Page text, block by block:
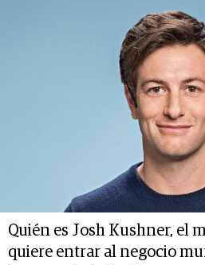
Quién es Josh Kushner, el
quiere entrar al negocio